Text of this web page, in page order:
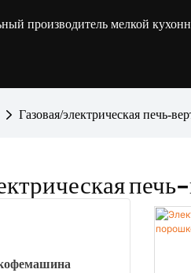
производитель мелкой
Газовая/электрическая печь-